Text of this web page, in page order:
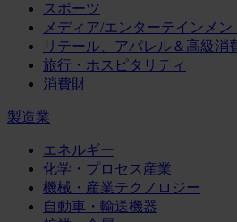
スポーツ
メディア/エンターテインメン
リテール、アパレル＆高級消
旅行・ホスピタリティ
消費財
製造業
エネルギー
化学・プロセス産業
機械・産業テクノロジー
自動車・輸送機器